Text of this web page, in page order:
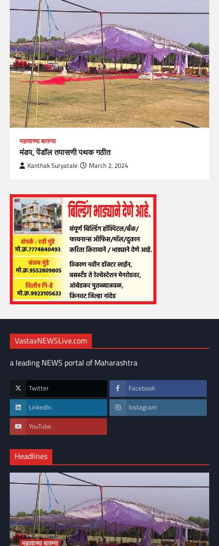
महत्वाच्या बातम्या
मंडप, पेंडॉल तपासणी पथक गठीत
Kanthak Suryatale March 2, 2024
VastavNEWSLive.com
a leading NEWS portal of Maharashtra
Twitter Facebook
LinkedIn Instagram
YouTube
Headlines
महत्वाच्या बातम्या